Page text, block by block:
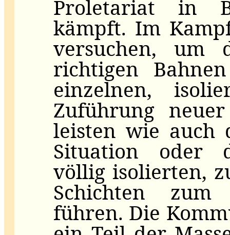
Proletariat in
kämpft. Im
versuchen, um
richtigen
einzelnen,
Zuführung
leisten wie auch
Situation oder
völlig isolierten,
Schichten zum
führen. Die